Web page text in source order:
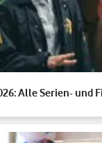
Alle Serien- und